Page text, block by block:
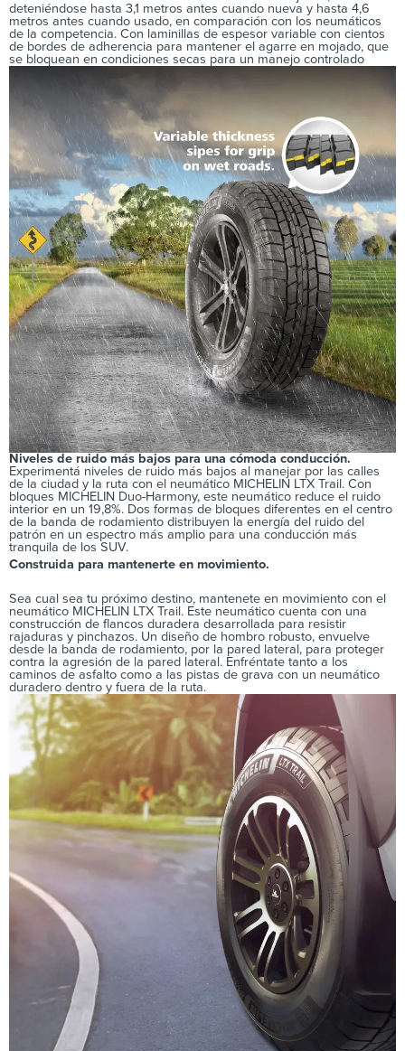
deteniéndose hasta 3,1 metros antes cuando nueva y hasta 4,6
metros antes cuando usado, en comparación con los neumáticos
de la competencia. Con laminillas de espesor variable con cientos
de bordes de adherencia para mantener el agarre en mojado, que
se bloquean en condiciones secas para un manejo controlado
Niveles de ruido más bajos para una cómoda conducción.
Experimentá niveles de ruido más bajos al manejar por las calles
de la ciudad y la ruta con el neumático MICHELIN LTX Trail. Con
bloques MICHELIN Duo-Harmony, este neumático reduce el ruido
interior en un 19,8%. Dos formas de bloques diferentes en el centro
de la banda de rodamiento distribuyen la energía del ruido del
patrón en un espectro más amplio para una conducción más
tranquila de los SUV.
Construida para mantenerte en movimiento.
Sea cual sea tu próximo destino, mantenete en movimiento con el
neumático MICHELIN LTX Trail. Este neumático cuenta con una
construcción de flancos duradera desarrollada para resistir
rajaduras y pinchazos. Un diseño de hombro robusto, envuelve
desde la banda de rodamiento, por la pared lateral, para proteger
contra la agresión de la pared lateral. Enfréntate tanto a los
caminos de asfalto como a las pistas de grava con un neumático
duradero dentro y fuera de la ruta.